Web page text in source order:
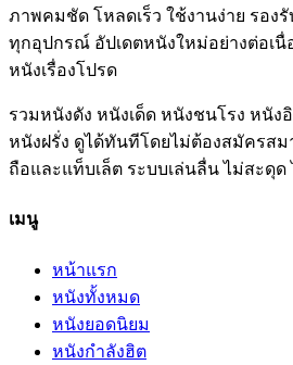
ภาพคมชัด โหลดเร็ว ใช้งานง่าย รอง
ทุกอุปกรณ์ อัปเดตหนังใหม่อย่างต่อเ
หนังเรื่องโปรด
รวมหนังดัง หนังเด็ด หนังชนโรง หนัง
หนังฝรั่ง ดูได้ทันทีโดยไม่ต้องสมัครส
ถือและแท็บเล็ต ระบบเล่นลื่น ไม่สะดุ
เมนู
หน้าแรก
หนังทั้งหมด
หนังยอดนิยม
หนังกำลังฮิต